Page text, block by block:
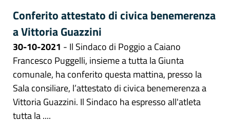
Conferito attestato di civica benemerenza
a Vittoria Guazzini
30-10-2021 - Il Sindaco di Poggio a Caiano
Francesco Puggelli, insieme a tutta la Giunta
comunale, ha conferito questa mattina, presso la
Sala consiliare, l’attestato di civica benemerenza a
Vittoria Guazzini. Il Sindaco ha espresso all'atleta
tutta la ....